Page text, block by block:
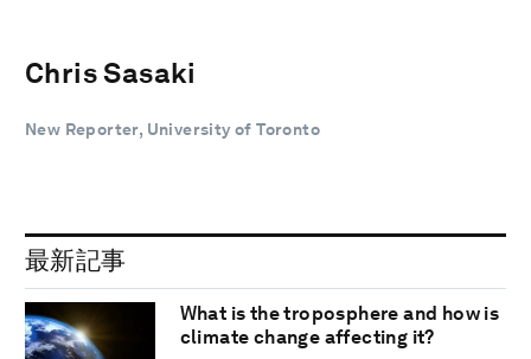
Chris Sasaki
New Reporter, University of Toronto
最新記事
What is the troposphere and how is
climate change affecting it?